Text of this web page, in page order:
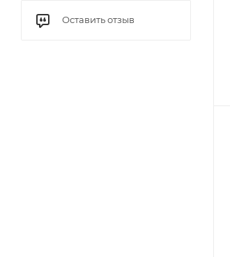
Оставить отзыв